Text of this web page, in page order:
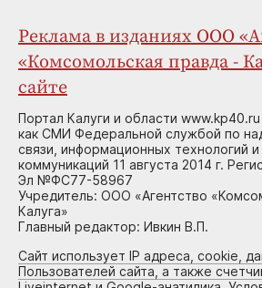
Реклама в изданиях ООО
«Комсомольская правда -
сайте
Портал Калуги и области
как СМИ Федеральной службой по
связи, информационных технологий
коммуникаций 11 августа 2014 г.
Эл №ФС77-58967
Учредитель: ООО «Агентство
Калуга»
Главный редактор: Ивкин В.П.
Сайт использует IP адреса, cookie,
Пользователей сайта, а также